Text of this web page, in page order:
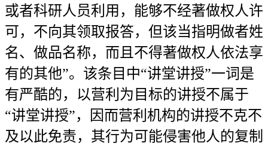
或者科研人员利用，能够不经著做权人许
可，不向其领取报答，但该当指明做者姓
名、做品名称，而且不得著做权人依法享
有的其他”。该条目中“讲堂讲授”一词是
有严酷的，以营利为目标的讲授不属于
“讲堂讲授”，因而营利机构的讲授不克不
及以此免责，其行为可能侵害他人的复制